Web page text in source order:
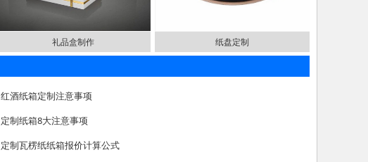
礼品盒制作 纸盘定制
红酒纸箱定制注意事项
定制纸箱8大注意事项
定制瓦楞纸纸箱报价计算公式